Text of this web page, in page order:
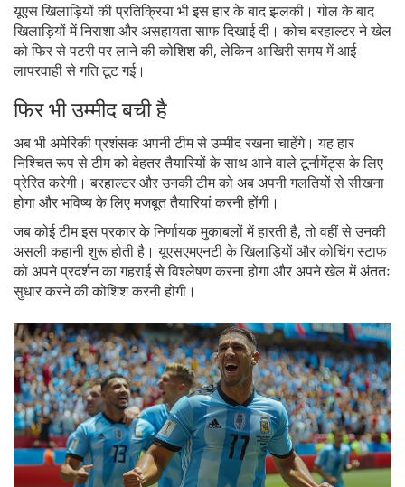
यूएस खिलाड़ियों की प्रतिक्रिया भी इस हार के बाद झलकी। गोल के बाद
खिलाड़ियों में निराशा और असहायता साफ दिखाई दी। कोच बरहाल्टर ने खेल
को फिर से पटरी पर लाने की कोशिश की, लेकिन आखिरी समय में आई
लापरवाही से गति टूट गई।
फिर भी उम्मीद बची है
अब भी अमेरिकी प्रशंसक अपनी टीम से उम्मीद रखना चाहेंगे। यह हार
निश्चित रूप से टीम को बेहतर तैयारियों के साथ आने वाले टूर्नामेंट्स के लिए
प्रेरित करेगी। बरहाल्टर और उनकी टीम को अब अपनी गलतियों से सीखना
होगा और भविष्य के लिए मजबूत तैयारियां करनी होंगी।
जब कोई टीम इस प्रकार के निर्णायक मुकाबलों में हारती है, तो वहीं से उनकी
असली कहानी शुरू होती है। यूएसएमएनटी के खिलाड़ियों और कोचिंग स्टाफ
को अपने प्रदर्शन का गहराई से विश्लेषण करना होगा और अपने खेल में अंततः
सुधार करने की कोशिश करनी होगी।